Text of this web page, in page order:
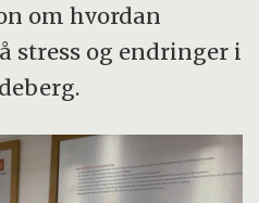
om hvordan
stress og endringer i